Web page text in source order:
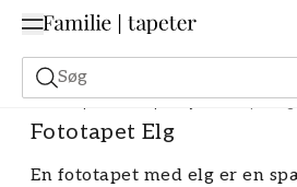
Søg
Fototapet Fototapet Dyr Fototapet Elg
Fototapet Elg
En fototapet med elg er en